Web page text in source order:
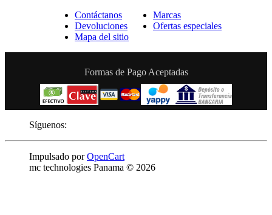
Contáctanos
Devoluciones
Mapa del sitio
Marcas
Ofertas especiales
Formas de Pago Aceptadas
Síguenos:
Impulsado porOpenCart
mc technologies Panama © 2026